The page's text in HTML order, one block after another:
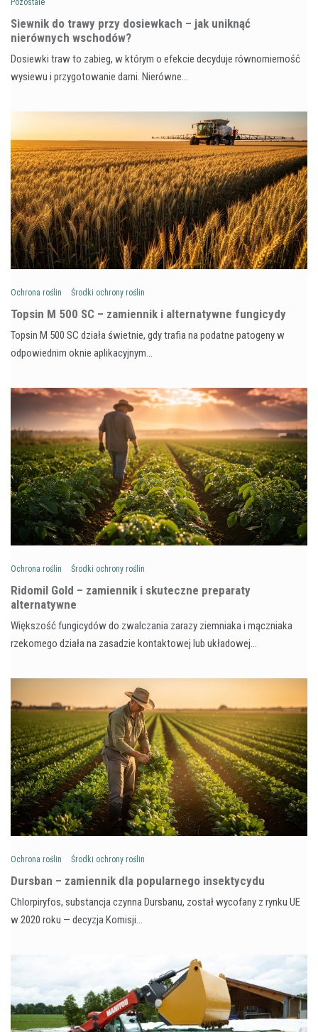
Pozostałe
Siewnik do trawy przy dosiewkach – jak uniknąć
nierównych wschodów?
Dosiewki traw to zabieg, w którym o efekcie decyduje równomierność
wysiewu i przygotowanie darni. Nierówne…
Ochrona roślin Środki ochrony roślin
Topsin M 500 SC – zamiennik i alternatywne fungicydy
Topsin M 500 SC działa świetnie, gdy trafia na podatne patogeny w
odpowiednim oknie aplikacyjnym…
Ochrona roślin Środki ochrony roślin
Ridomil Gold – zamiennik i skuteczne preparaty
alternatywne
Większość fungicydów do zwalczania zarazy ziemniaka i mączniaka
rzekomego działa na zasadzie kontaktowej lub układowej…
Ochrona roślin Środki ochrony roślin
Dursban – zamiennik dla popularnego insektycydu
Chlorpiryfos, substancja czynna Dursbanu, został wycofany z rynku UE
w 2020 roku — decyzja Komisji…